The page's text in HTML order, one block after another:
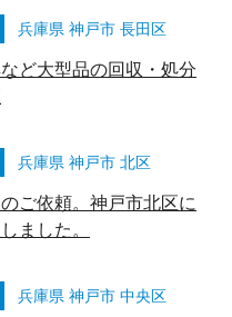
兵庫県 神戸市 長田区
ど大型品の回収・処分
兵庫県 神戸市 北区
ご依頼。神戸市北区に
ました。
兵庫県 神戸市 中央区